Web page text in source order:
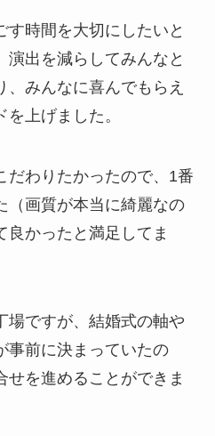
す時間を大切にしたいと
演出を減らしてみんなと
みんなに喜んでもらえ
上げました。
だわりたかったので、1番
（画質が本当に綺麗なの
良かったと満足してま
場ですが、結婚式の軸や
事前に決まっていたの
せを進めることができま